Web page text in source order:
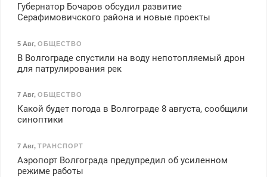
Губернатор Бочаров обсудил развитие
Серафимовичского района и новые проекты
5 Авг, ОБЩЕСТВО
В Волгограде спустили на воду непотопляемый дрон
для патрулирования рек
7 Авг, ОБЩЕСТВО
Какой будет погода в Волгограде 8 августа, сообщили
синоптики
7 Авг, ТРАНСПОРТ
Аэропорт Волгограда предупредил об усиленном
режиме работы